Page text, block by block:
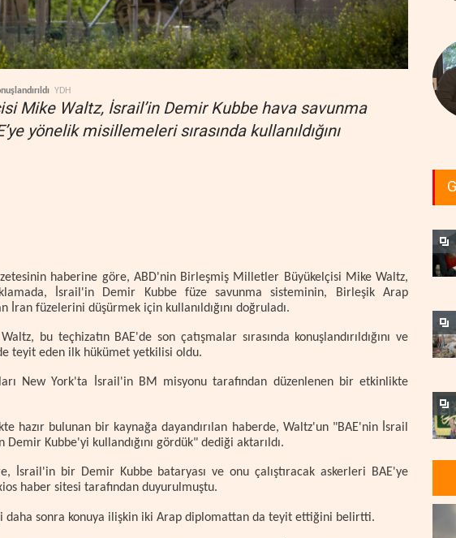
YDH
Mike Waltz, İsrail’in Demir Kubbe hava savunma
yönelik misillemeleri sırasında kullanıldığını
haberine göre, ABD'nin Birleşmiş Milletler Büyükelçisi Mike Waltz,
İsrail'in Demir Kubbe füze savunma sisteminin, Birleşik Arap
İran füzelerini düşürmek için kullanıldığını doğruladı.
bu teçhizatın BAE'de son çatışmalar sırasında konuşlandırıldığını ve
teyit eden ilk hükümet yetkilisi oldu.
New York'ta İsrail'in BM misyonu tarafından düzenlenen bir etkinlikte
hazır bulunan bir kaynağa dayandırılan haberde, Waltz'un "BAE'nin İsrail
Demir Kubbe'yi kullandığını gördük" dediği aktarıldı.
İsrail'in bir Demir Kubbe bataryası ve onu çalıştıracak askerleri BAE'ye
haber sitesi tarafından duyurulmuştu.
daha sonra konuya ilişkin iki Arap diplomattan da teyit ettiğini belirtti.